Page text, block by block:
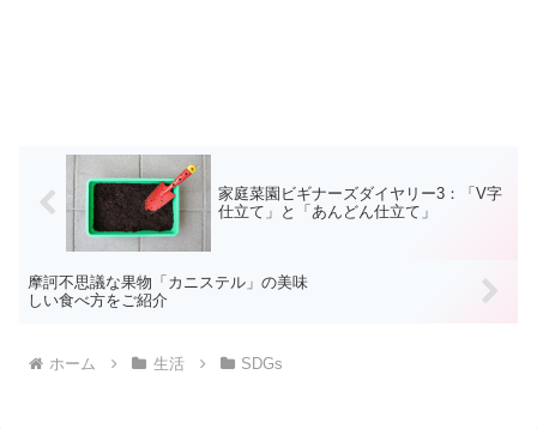
家庭菜園ビギナーズダイヤリー3：「V字
仕立て」と「あんどん仕立て」
摩訶不思議な果物「カニステル」の美味
しい食べ方をご紹介
ホーム 生活 SDGs